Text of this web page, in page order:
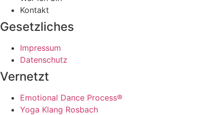
Kontakt
Gesetzliches
Impressum
Datenschutz
Vernetzt
Emotional Dance Process®
Yoga Klang Rosbach